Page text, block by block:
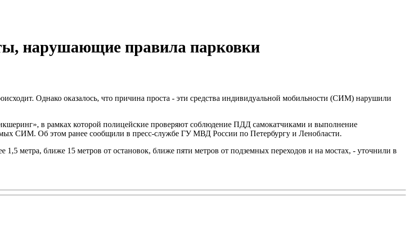
нарушающие правила парковки
Однако оказалось, что причина проста - эти средства индивидуальной мобильности (СИМ) нарушили
в рамках которой полицейские проверяют соблюдение ПДД самокатчиками и выполнение
СИМ. Об этом ранее сообщили в пресс-службе ГУ МВД России по Петербургу и Ленобласти.
метра, ближе 15 метров от остановок, ближе пяти метров от подземных переходов и на мостах, - уточнили в